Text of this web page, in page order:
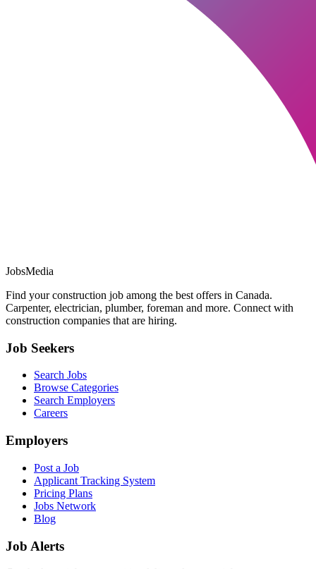
JobsMedia
Find your construction job among the best offers in Canada.
Carpenter, electrician, plumber, foreman and more. Connect with
construction companies that are hiring.
Job Seekers
Search Jobs
Browse Categories
Search Employers
Careers
Employers
Post a Job
Applicant Tracking System
Pricing Plans
Jobs Network
Blog
Job Alerts